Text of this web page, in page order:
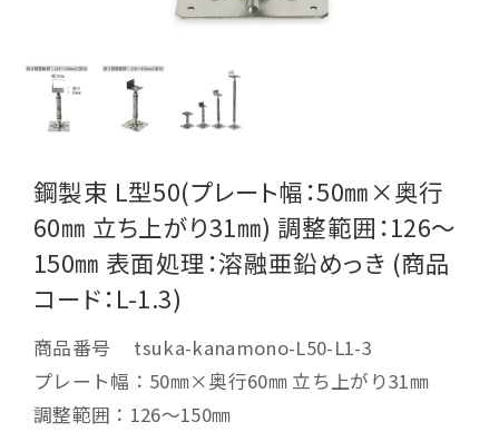
鋼製束 L型50(プレート幅：50㎜×奥行
60㎜ 立ち上がり31㎜) 調整範囲：126～
150㎜ 表面処理：溶融亜鉛めっき (商品
コード：L-1.3)
商品番号
tsuka-kanamono-L50-L1-3
プレート幅：50㎜×奥行60㎜ 立ち上がり31㎜
調整範囲：126～150㎜